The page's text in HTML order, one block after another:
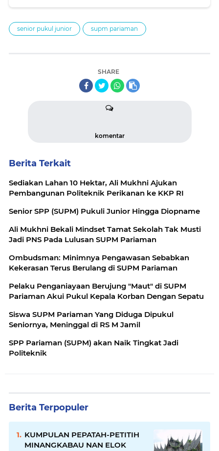
senior pukul junior supm pariaman
SHARE
komentar
Berita Terkait
Sediakan Lahan 10 Hektar, Ali Mukhni Ajukan
Pembangunan Politeknik Perikanan ke KKP RI
Senior SPP (SUPM) Pukuli Junior Hingga Diopname
Ali Mukhni Bekali Mindset Tamat Sekolah Tak Musti
Jadi PNS Pada Lulusan SUPM Pariaman
Ombudsman: Minimnya Pengawasan Sebabkan
Kekerasan Terus Berulang di SUPM Pariaman
Pelaku Penganiayaan Berujung "Maut" di SUPM
Pariaman Akui Pukul Kepala Korban Dengan Sepatu
Siswa SUPM Pariaman Yang Diduga Dipukul
Seniornya, Meninggal di RS M Jamil
SPP Pariaman (SUPM) akan Naik Tingkat Jadi
Politeknik
Berita Terpopuler
KUMPULAN PEPATAH-PETITIH
MINANGKABAU NAN ELOK